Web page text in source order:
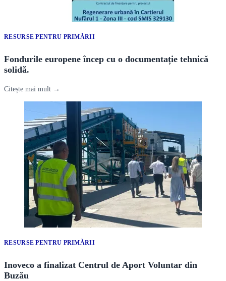
RESURSE PENTRU PRIMĂRII
Fondurile europene încep cu o documentație tehnică
solidă.
Citește mai mult →
RESURSE PENTRU PRIMĂRII
Inoveco a finalizat Centrul de Aport Voluntar din
Buzău